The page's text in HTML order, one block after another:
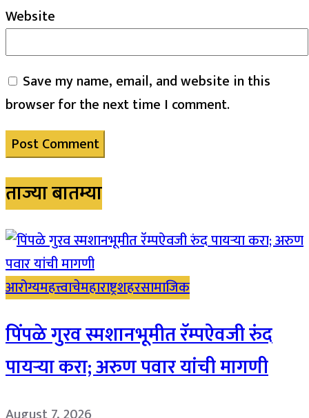
Website
Save my name, email, and website in this
browser for the next time I comment.
ताज्या बातम्या
आरोग्यमहत्त्वाचेमहाराष्ट्रशहरसामाजिक
पिंपळे गुरव स्मशानभूमीत रॅम्पऐवजी रुंद
पायऱ्या करा; अरुण पवार यांची मागणी